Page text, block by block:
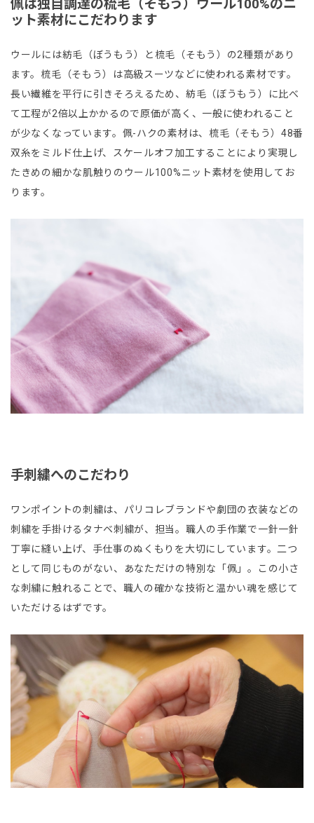
佩は独自調達の梳毛（そもう）ウール100%のニ
ット素材にこだわります
ウールには紡毛（ぼうもう）と梳毛（そもう）の2種類があり
ます。梳毛（そもう）は高級スーツなどに使われる素材です。
長い繊維を平行に引きそろえるため、紡毛（ぼうもう）に比べ
て工程が2倍以上かかるので原価が高く、一般に使われること
が少なくなっています。佩-ハクの素材は、梳毛（そもう）48番
双糸をミルド仕上げ、スケールオフ加工することにより実現し
たきめの細かな肌触りのウール100%ニット素材を使用してお
ります。
手刺繍へのこだわり
ワンポイントの刺繍は、パリコレブランドや劇団の衣装などの
刺繍を手掛けるタナベ刺繍が、担当。職人の手作業で一針一針
丁寧に縫い上げ、手仕事のぬくもりを大切にしています。二つ
として同じものがない、あなただけの特別な「佩」。この小さ
な刺繍に触れることで、職人の確かな技術と温かい魂を感じて
いただけるはずです。